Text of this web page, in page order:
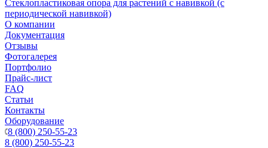
Стеклопластиковая опора для растений с навивкой (с
периодической навивкой)
О компании
Документация
Отзывы
Фотогалерея
Портфолио
Прайс-лист
FAQ
Статьи
Контакты
Оборудование
8 (800) 250-55-23
8 (800) 250-55-23